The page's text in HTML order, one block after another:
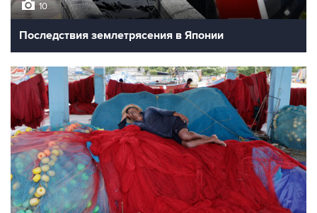
10
Последствия землетрясения в Японии